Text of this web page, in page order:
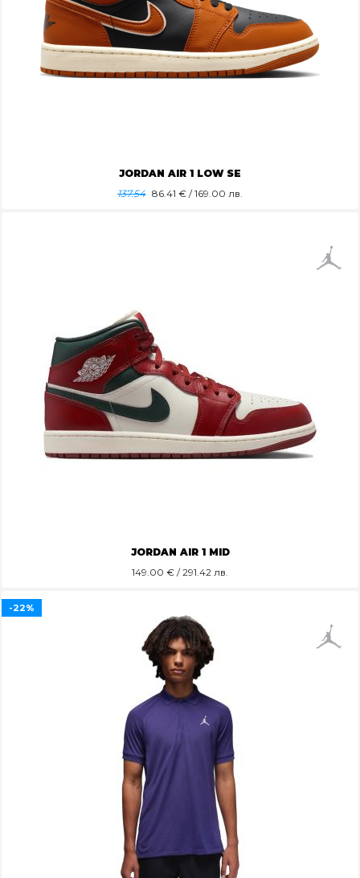
JORDAN AIR 1 LOW SE
137.54 86.41 € / 169.00 лв.
JORDAN AIR 1 MID
149.00 € / 291.42 лв.
-22%